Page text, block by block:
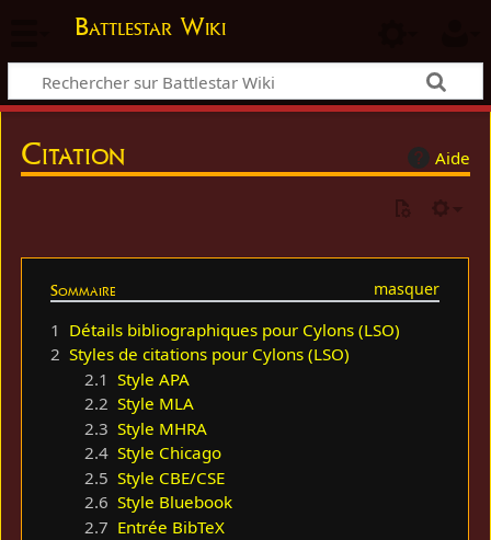
Battlestar Wiki
Aide
Citation
Sommaire
1 Détails bibliographiques pour Cylons (LSO)
2 Styles de citations pour Cylons (LSO)
2.1 Style APA
2.2 Style MLA
2.3 Style MHRA
2.4 Style Chicago
2.5 Style CBE/CSE
2.6 Style Bluebook
2.7 Entrée BibTeX